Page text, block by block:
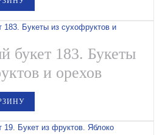
букет 183. Букеты
и орехов